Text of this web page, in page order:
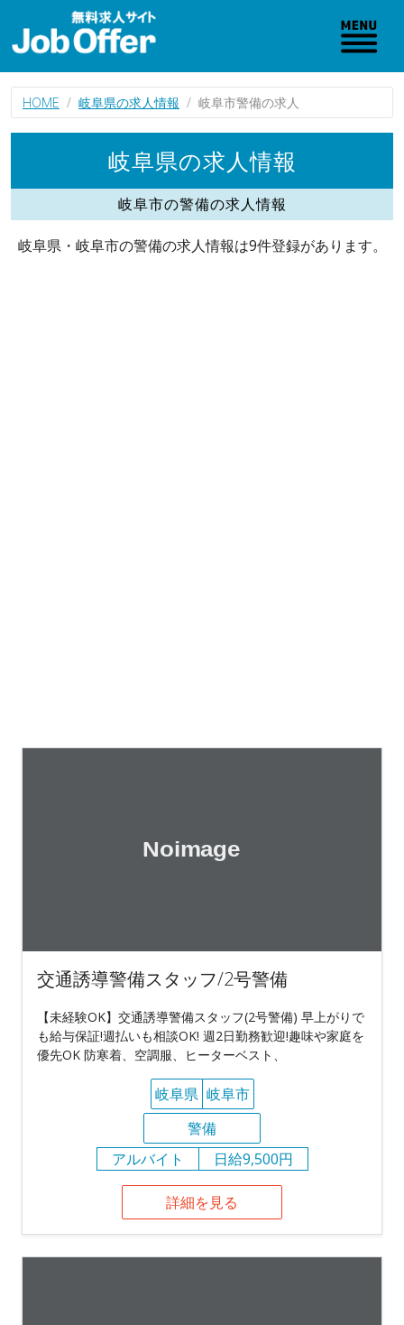
HOME 岐阜県の求人情報 岐阜市警備の求人
岐阜県の求人情報
岐阜市の警備の求人情報
岐阜県・岐阜市の警備の求人情報は9件登録があります。
交通誘導警備スタッフ/2号警備
【未経験OK】交通誘導警備スタッフ(2号警備) 早上がりで
も給与保証!週払いも相談OK! 週2日勤務歓迎!趣味や家庭を
優先OK 防寒着、空調服、ヒーターベスト、
岐阜県 岐阜市
警備
アルバイト
日給9,500円
詳細を見る